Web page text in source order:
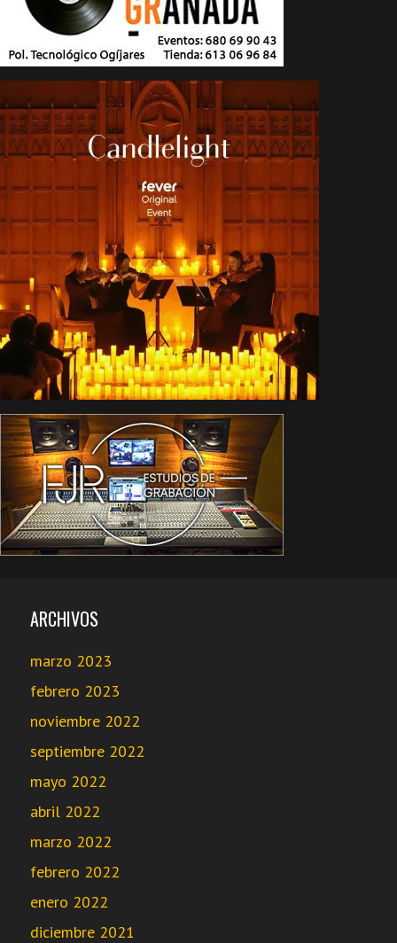
ARCHIVOS
marzo 2023
febrero 2023
noviembre 2022
septiembre 2022
mayo 2022
abril 2022
marzo 2022
febrero 2022
enero 2022
diciembre 2021